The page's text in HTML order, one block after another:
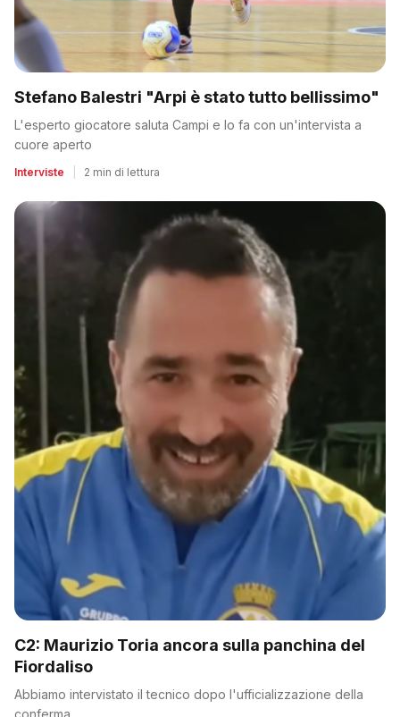
Stefano Balestri "Arpi è stato tutto bellissimo"
L'esperto giocatore saluta Campi e lo fa con un'intervista a
cuore aperto
Interviste 2 min di lettura
C2: Maurizio Toria ancora sulla panchina del
Fiordaliso
Abbiamo intervistato il tecnico dopo l'ufficializzazione della